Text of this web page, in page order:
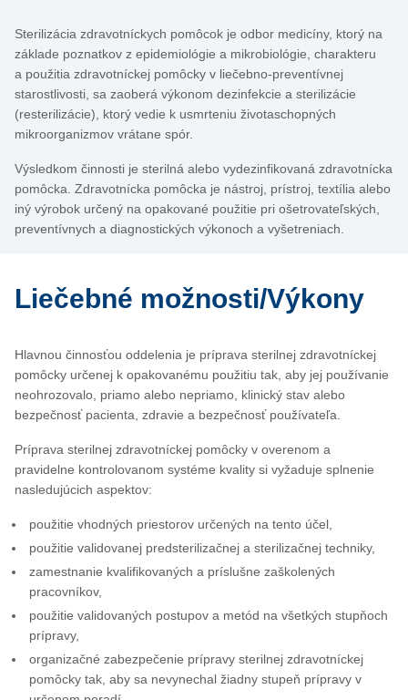
Sterilizácia zdravotníckych pomôcok je odbor medicíny, ktorý na
základe poznatkov z epidemiológie a mikrobiológie, charakteru
a použitia zdravotníckej pomôcky v liečebno-preventívnej
starostlivosti, sa zaoberá výkonom dezinfekcie a sterilizácie
(resterilizácie), ktorý vedie k usmrteniu životaschopných
mikroorganizmov vrátane spór.
Výsledkom činnosti je sterilná alebo vydezinfikovaná zdravotnícka
pomôcka. Zdravotnícka pomôcka je nástroj, prístroj, textília alebo
iný výrobok určený na opakované použitie pri ošetrovateľských,
preventívnych a diagnostických výkonoch a vyšetreniach.
Liečebné možnosti/Výkony
Hlavnou činnosťou oddelenia je príprava sterilnej zdravotníckej
pomôcky určenej k opakovanému použitiu tak, aby jej používanie
neohrozovalo, priamo alebo nepriamo, klinický stav alebo
bezpečnosť pacienta, zdravie a bezpečnosť používateľa.
Príprava sterilnej zdravotníckej pomôcky v overenom a
pravidelne kontrolovanom systéme kvality si vyžaduje splnenie
nasledujúcich aspektov:
použitie vhodných priestorov určených na tento účel,
použitie validovanej predsterilizačnej a sterilizačnej techniky,
zamestnanie kvalifikovaných a príslušne zaškolených
pracovníkov,
použitie validovaných postupov a metód na všetkých stupňoch
prípravy,
organizačné zabezpečenie prípravy sterilnej zdravotníckej
pomôcky tak, aby sa nevynechal žiadny stupeň prípravy v